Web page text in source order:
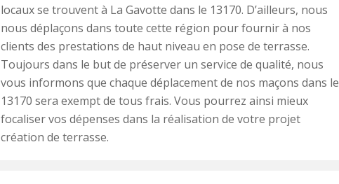
locaux se trouvent à La Gavotte dans le 13170. D’ailleurs, nous
nous déplaçons dans toute cette région pour fournir à nos
clients des prestations de haut niveau en pose de terrasse.
Toujours dans le but de préserver un service de qualité, nous
vous informons que chaque déplacement de nos maçons dans le
13170 sera exempt de tous frais. Vous pourrez ainsi mieux
focaliser vos dépenses dans la réalisation de votre projet
création de terrasse.